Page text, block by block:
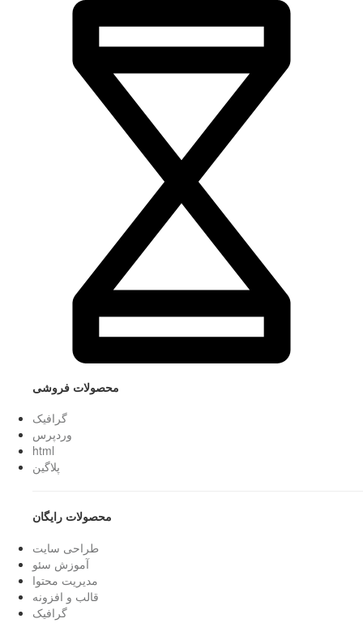
محصولات فروشی
گرافیک
وردپرس
html
پلاگین
محصولات رایگان
طراحی سایت
آموزش سئو
مدیریت محتوا
قالب و افزونه
گرافیک